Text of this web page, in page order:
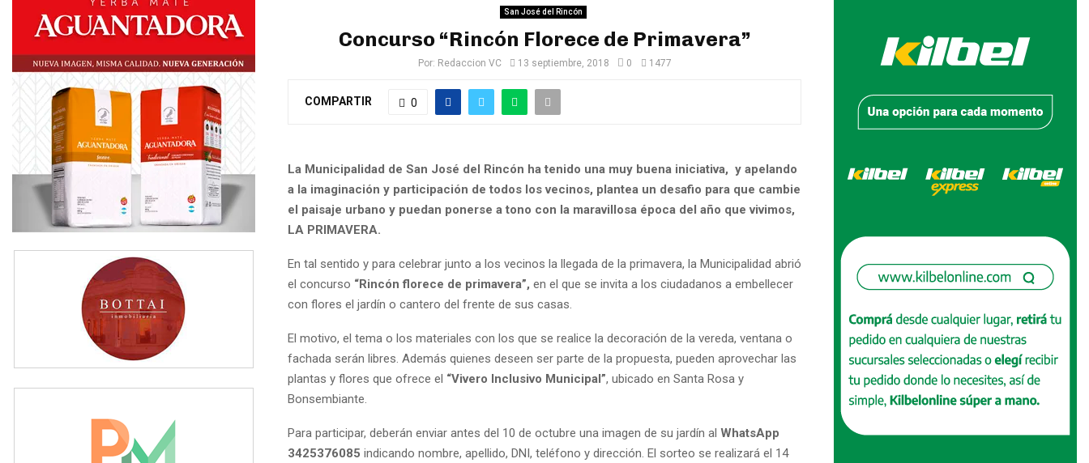
San José del Rincón
Concurso “Rincón Florece de Primavera”
Por: Redaccion VC 13 septiembre, 2018 0 1477
COMPARTIR 0
La Municipalidad de San José del Rincón ha tenido una muy buena iniciativa, y apelando
a la imaginación y participación de todos los vecinos, plantea un desafio para que cambie
el paisaje urbano y puedan ponerse a tono con la maravillosa época del año que vivimos,
LA PRIMAVERA.
En tal sentido y para celebrar junto a los vecinos la llegada de la primavera, la Municipalidad abrió
el concurso “Rincón florece de primavera”, en el que se invita a los ciudadanos a embellecer
con flores el jardín o cantero del frente de sus casas.
El motivo, el tema o los materiales con los que se realice la decoración de la vereda, ventana o
fachada serán libres. Además quienes deseen ser parte de la propuesta, pueden aprovechar las
plantas y flores que ofrece el “Vivero Inclusivo Municipal”, ubicado en Santa Rosa y
Bonsembiante.
Para participar, deberán enviar antes del 10 de octubre una imagen de su jardín al WhatsApp
3425376085 indicando nombre, apellido, DNI, teléfono y dirección. El sorteo se realizará el 14